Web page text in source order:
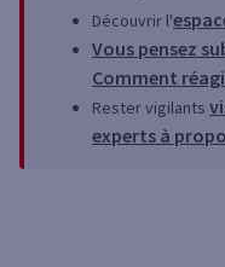
Découvrir l'
Vous pensez
Comment
Rester vigilants
experts à